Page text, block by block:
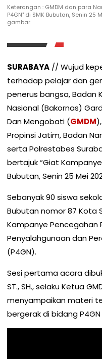
Keterangan : GMDM dan para
P4GN" di SMK Bubutan, Senin
gambar.
SURABAYA // Wujud
terhadap pelajar dan
penerus bangsa, Badan
Nasional (Bakornas)
Dan Mengobati (GMDM
Propinsi Jatim, Badan
serta Polrestabes
bertajuk “Giat Kampanye
Bubutan, Senin 25 Mei
Sebanyak 90 siswa
Bubutan nomor 87 Kota
Kampanye Pencegahan
Penyalahgunaan dan
(P4GN).
Sesi pertama acara
ST., SH., selaku Ketua
menyampaikan materi
bergerak di bidang